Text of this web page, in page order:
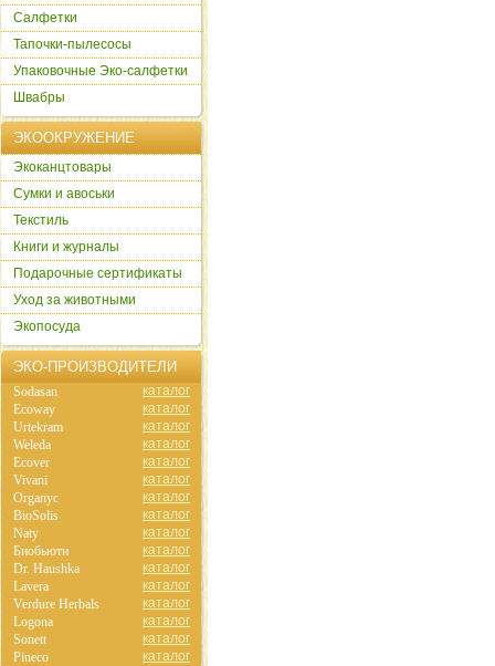
Салфетки
Тапочки-пылесосы
Упаковочные Эко-салфетки
Швабры
ЭКООКРУЖЕНИЕ
Экоканцтовары
Сумки и авоськи
Текстиль
Книги и журналы
Подарочные сертификаты
Уход за животными
Экопосуда
ЭКО-ПРОИЗВОДИТЕЛИ
Sodasan
каталог
Ecoway
каталог
Urtekram
каталог
Weleda
каталог
Ecover
каталог
Vivani
каталог
Organyc
каталог
BioSolis
каталог
Naty
каталог
Биобьюти
каталог
Dr. Haushka
каталог
Lavera
каталог
Verdure Herbals
каталог
Logona
каталог
Sonett
каталог
Pineco
каталог